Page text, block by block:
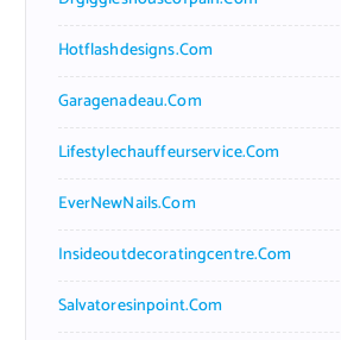
Hotflashdesigns.com
Garagenadeau.com
Lifestylechauffeurservice.com
EverNewNails.com
Insideoutdecoratingcentre.com
Salvatoresinpoint.com